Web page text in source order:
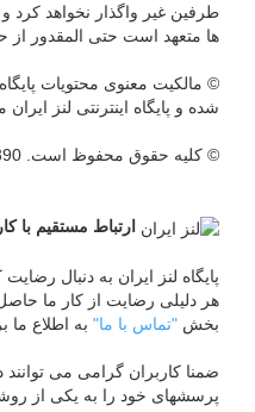
طرفين غیر واگذار نخواهد کرد
ها متعهد است حتی المقدور از
© مالکیت معنوی محتويات
شده و پایگاه اینترنتی لنز
© کليه حقوق محفوظ است. 1390 هجری خورشیدی
ارتباط مستقيم با
پایگاه لنز ایران به دنبال
هر دلیلی رضايت از كار ما
بخش "تماس با ما" به اطلاع ما
ضمنا کاربران گرامی می
پرسشهای خود را به يکی از